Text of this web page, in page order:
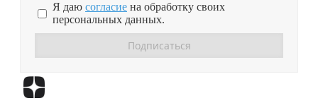
Я даю согласие на обработку своих
персональных данных.